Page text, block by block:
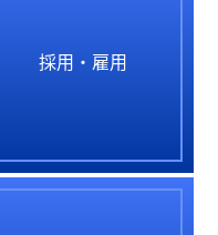
採用・雇用